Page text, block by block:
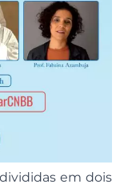
em dois